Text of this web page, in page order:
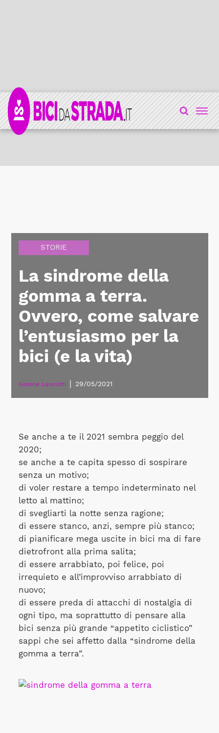
STORIE
La sindrome della
gomma a terra.
Ovvero, come salvare
l’entusiasmo per la
bici (e la vita)
Simone Lanciotti 29/05/2021
Se anche a te il 2021 sembra peggio del
2020;
se anche a te capita spesso di sospirare
senza un motivo;
di voler restare a tempo indeterminato nel
letto al mattino;
di svegliarti la notte senza ragione;
di essere stanco, anzi, sempre più stanco;
di pianificare mega uscite in bici ma di fare
dietrofront alla prima salita;
di essere arrabbiato, poi felice, poi
irrequieto e all’improvviso arrabbiato di
nuovo;
di essere preda di attacchi di nostalgia di
ogni tipo, ma soprattutto di pensare alla
bici senza più grande “appetito ciclistico”
sappi che sei affetto dalla “sindrome della
gomma a terra”.